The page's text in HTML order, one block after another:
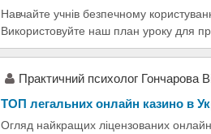
Навчайте учнів безпечному
Використовуйте наш план уроку для
Практичний психолог Гончарова
ТОП легальних онлайн казино в
Огляд найкращих ліцензованих